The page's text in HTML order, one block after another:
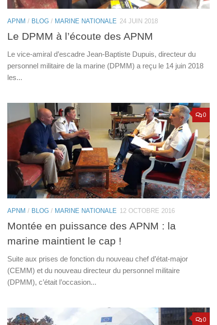
APNM / BLOG / MARINE NATIONALE 24 JUIN 2018
Le DPMM à l’écoute des APNM
Le vice-amiral d’escadre Jean-Baptiste Dupuis, directeur du
personnel militaire de la marine (DPMM) a reçu le 14 juin 2018
les...
0
APNM / BLOG / MARINE NATIONALE 12 OCTOBRE 2016
Montée en puissance des APNM : la
marine maintient le cap !
Suite aux prises de fonction du nouveau chef d’état-major
(CEMM) et du nouveau directeur du personnel militaire
(DPMM), c’était l’occasion...
0